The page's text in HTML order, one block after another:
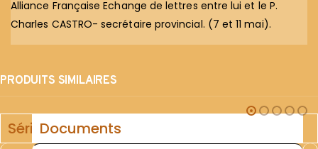
Alliance Française Echange de lettres entre lui et le P.
Charles CASTRO- secrétaire provincial. (7 et 11 mai).
PRODUITS SIMILAIRES
SérieDocuments